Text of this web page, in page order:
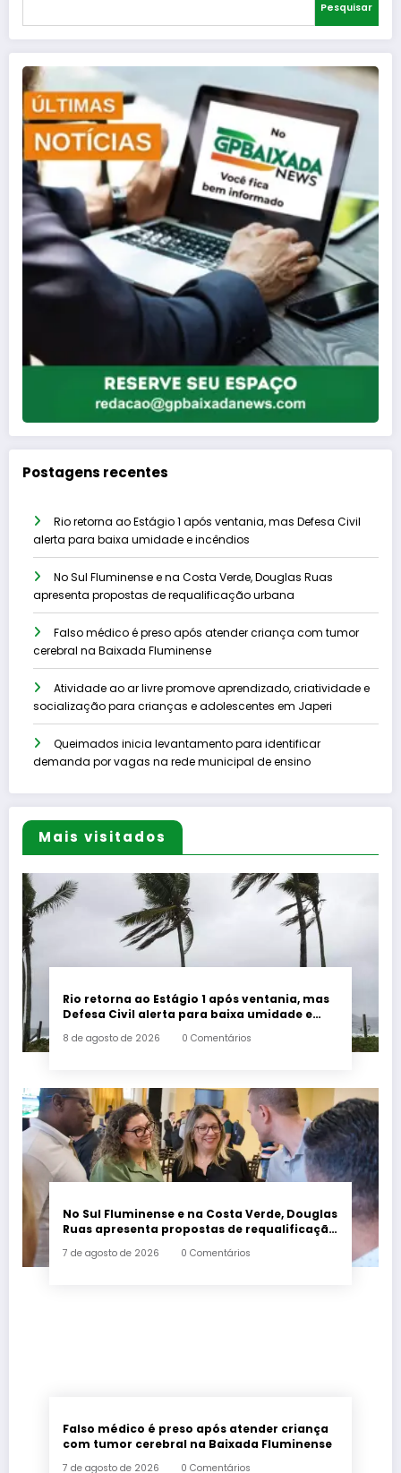
Pesquisar
Postagens recentes
Rio retorna ao Estágio 1 após ventania, mas Defesa Civil
alerta para baixa umidade e incêndios
No Sul Fluminense e na Costa Verde, Douglas Ruas
apresenta propostas de requalificação urbana
Falso médico é preso após atender criança com tumor
cerebral na Baixada Fluminense
Atividade ao ar livre promove aprendizado, criatividade e
socialização para crianças e adolescentes em Japeri
Queimados inicia levantamento para identificar
demanda por vagas na rede municipal de ensino
Mais visitados
Rio retorna ao Estágio 1 após ventania, mas
Defesa Civil alerta para baixa umidade e
8 de agosto de 2026 0 Comentários
No Sul Fluminense e na Costa Verde, Douglas
Ruas apresenta propostas de requalificação
7 de agosto de 2026 0 Comentários
Falso médico é preso após atender criança
com tumor cerebral na Baixada Fluminense
7 de agosto de 2026 0 Comentários